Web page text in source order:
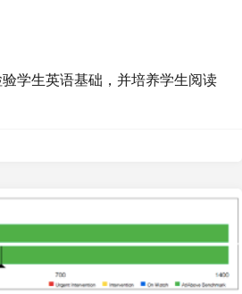
学生英语基础，并培养学生阅读